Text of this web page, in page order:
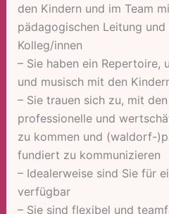
den Kindern und im Team
pädagogischen Leitung und
Kolleg/innen
– Sie haben ein Repertoire,
und musisch mit den
– Sie trauen sich zu, mit
professionelle und
zu kommen und (waldorf-
fundiert zu kommunizieren
– Idealerweise sind Sie für
verfügbar
– Sie sind flexibel und